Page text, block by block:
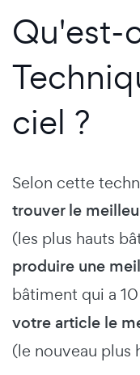
Qu'est-
ciel ?
Selon cette
trouver le
(les plus hauts
produire une
bâtiment qui a
votre article le
(le nouveau plus